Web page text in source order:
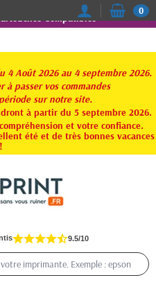
Compatibles
4 Août 2026 au 4 septembre 2026.
passer vos commandes
sur notre site.
à partir du 5 septembre 2026.
et votre confiance.
été et de très bonnes vacances
!
0
9.5/10